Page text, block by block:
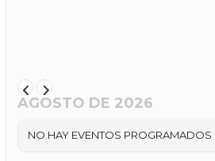
AGOSTO DE 2026
NO HAY EVENTOS PROGRAMADOS